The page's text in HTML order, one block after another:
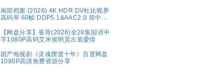
南部档案‎ (2026) 4K HDR DV杜比视界
高码率 60帧 DDP5.1&AAC2.0 简中字
【网盘分享】雀骨(2026)全28集国语中
字1080P高码艾米侯明昊古装爱情
国产电视剧《灵魂摆渡十年》百度网盘
1080P高清免费资源分享